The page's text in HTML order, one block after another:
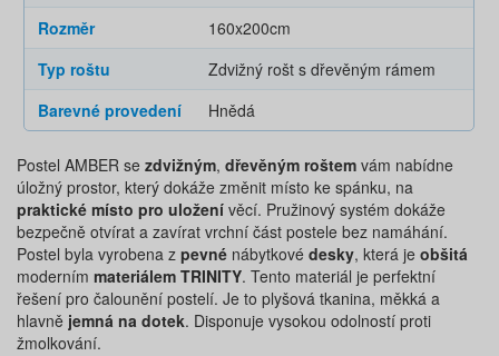
Rozměr
160x200cm
Typ roštu
Zdvižný rošt s dřevěným rámem
Barevné provedení
Hnědá
Postel AMBER se zdvižným, dřevěným roštem vám nabídne
úložný prostor, který dokáže změnit místo ke spánku, na
praktické místo pro uložení věcí. Pružinový systém dokáže
bezpečně otvírat a zavírat vrchní část postele bez namáhání.
Postel byla vyrobena z pevné nábytkové desky, která je obšitá
moderním materiálem TRINITY. Tento materiál je perfektní
řešení pro čalounění postelí. Je to plyšová tkanina, měkká a
hlavně jemná na dotek. Disponuje vysokou odolností proti
žmolkování.